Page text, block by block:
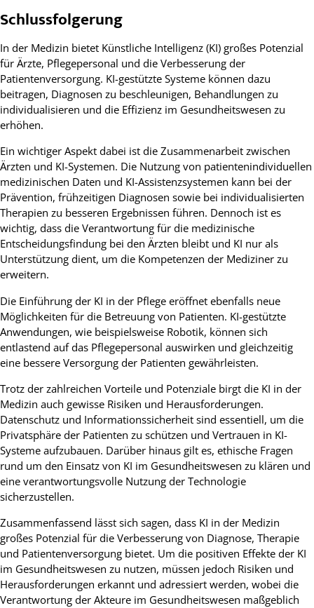
Schlussfolgerung
In der Medizin bietet Künstliche Intelligenz (KI) großes Potenzial
für Ärzte, Pflegepersonal und die Verbesserung der
Patientenversorgung. KI-gestützte Systeme können dazu
beitragen, Diagnosen zu beschleunigen, Behandlungen zu
individualisieren und die Effizienz im Gesundheitswesen zu
erhöhen.
Ein wichtiger Aspekt dabei ist die Zusammenarbeit zwischen
Ärzten und KI-Systemen. Die Nutzung von patientenindividuellen
medizinischen Daten und KI-Assistenzsystemen kann bei der
Prävention, frühzeitigen Diagnosen sowie bei individualisierten
Therapien zu besseren Ergebnissen führen. Dennoch ist es
wichtig, dass die Verantwortung für die medizinische
Entscheidungsfindung bei den Ärzten bleibt und KI nur als
Unterstützung dient, um die Kompetenzen der Mediziner zu
erweitern.
Die Einführung der KI in der Pflege eröffnet ebenfalls neue
Möglichkeiten für die Betreuung von Patienten. KI-gestützte
Anwendungen, wie beispielsweise Robotik, können sich
entlastend auf das Pflegepersonal auswirken und gleichzeitig
eine bessere Versorgung der Patienten gewährleisten.
Trotz der zahlreichen Vorteile und Potenziale birgt die KI in der
Medizin auch gewisse Risiken und Herausforderungen.
Datenschutz und Informationssicherheit sind essentiell, um die
Privatsphäre der Patienten zu schützen und Vertrauen in KI-
Systeme aufzubauen. Darüber hinaus gilt es, ethische Fragen
rund um den Einsatz von KI im Gesundheitswesen zu klären und
eine verantwortungsvolle Nutzung der Technologie
sicherzustellen.
Zusammenfassend lässt sich sagen, dass KI in der Medizin
großes Potenzial für die Verbesserung von Diagnose, Therapie
und Patientenversorgung bietet. Um die positiven Effekte der KI
im Gesundheitswesen zu nutzen, müssen jedoch Risiken und
Herausforderungen erkannt und adressiert werden, wobei die
Verantwortung der Akteure im Gesundheitswesen maßgeblich